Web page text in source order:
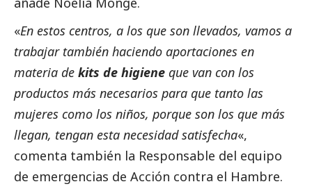
«En estos centros, a los que son llevados, vamos a
trabajar también haciendo aportaciones en
materia de kits de higiene que van con los
productos más necesarios para que tanto las
mujeres como los niños, porque son los que más
llegan, tengan esta necesidad satisfecha«,
comenta también la Responsable del equipo
de emergencias de Acción contra el Hambre.